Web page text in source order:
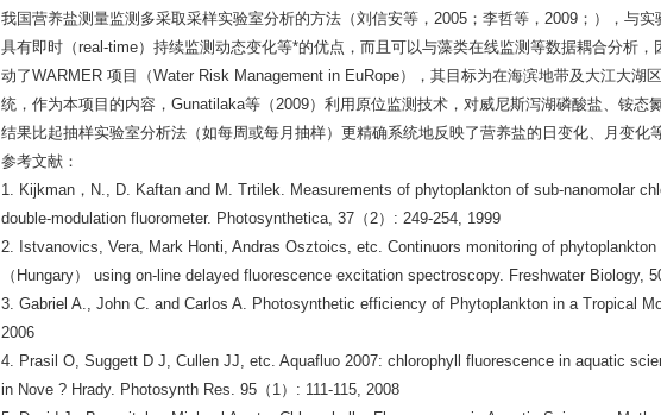
我国营养盐测量监测多采取采样实验室分析的方法（刘信安等，2005；李哲等，2009；），与
具有即时（real-time）持续监测动态变化等*的优点，而且可以与藻类在线监测等数据耦合分析
动了WARMER 项目（Water Risk Management in EuRope），其目标为在海滨地带及大江大湖
统，作为本项目的内容，Gunatilaka等（2009）利用原位监测技术，对威尼斯泻湖磷酸盐、铵态
结果比起抽样实验室分析法（如每周或每月抽样）更精确系统地反映了营养盐的日变化、月变化等
参考文献：
1. Kijkman，N., D. Kaftan and M. Trtilek. Measurements of phytoplankton of sub-nanomolar
double-modulation fluorometer. Photosynthetica, 37（2）: 249-254, 1999
2. Istvanovics, Vera, Mark Honti, Andras Osztoics, etc. Continuors monitoring of
（Hungary） using on-line delayed fluorescence excitation spectroscopy. Freshwater Biology,
3. Gabriel A., John C. and Carlos A. Photosynthetic efficiency of Phytoplankton in a Tropical
2006
4. Prasil O, Suggett D J, Cullen JJ, etc. Aquafluo 2007: chlorophyll fluorescence in aquatic
in Nove ? Hrady. Photosynth Res. 95（1）: 111-115, 2008